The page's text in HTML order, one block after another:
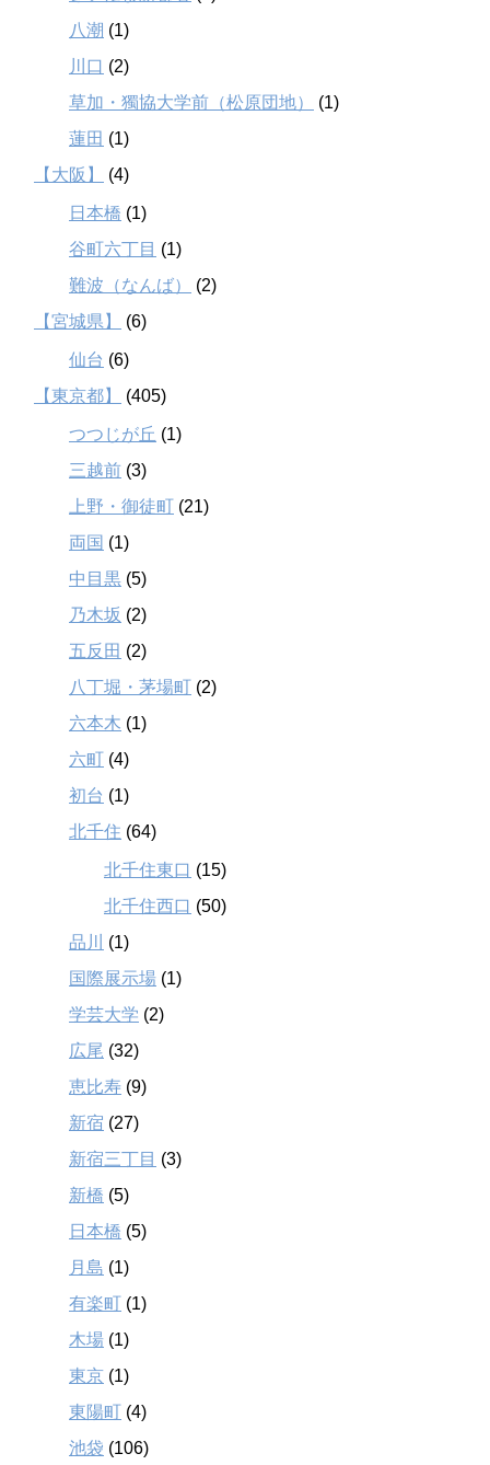
八潮 (1)
川口 (2)
草加・獨協大学前（松原団地）
(1)
蓮田 (1)
【大阪】
(4)
日本橋 (1)
谷町六丁目 (1)
難波（なんば）
(2)
【宮城県】
(6)
仙台 (6)
【東京都】
(405)
つつじが丘 (1)
三越前 (3)
上野・御徒町 (21)
両国 (1)
中目黒 (5)
乃木坂 (2)
五反田 (2)
八丁堀・茅場町 (2)
六本木 (1)
六町 (4)
初台 (1)
北千住 (64)
北千住東口 (15)
北千住西口 (50)
品川
(1)
国際展示場 (1)
学芸大学 (2)
広尾 (32)
恵比寿 (9)
新宿 (27)
新宿三丁目 (3)
新橋 (5)
日本橋 (5)
月島 (1)
有楽町 (1)
木場 (1)
東京 (1)
東陽町 (4)
池袋 (106)